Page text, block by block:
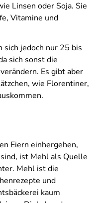
Linsen oder Soja. Sie
Vitamine und
sich jedoch nur 25 bis
sich sonst die
Es gibt aber
wie Florentiner,
Eiern einhergehen,
ist Mehl als Quelle
Mehl ist die
und
kaum